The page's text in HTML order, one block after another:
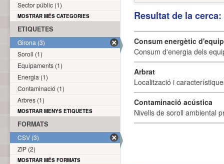
Resultat de la
Consum energètic
Consum d'energia dels
Arbrat
Localització i
Contaminació acústica
Nivells de soroll ambiental
Sector públic (1)
MOSTRAR MÉS CATEGORIES
ETIQUETES
Girona (3)
Soroll (1)
Equipaments (1)
Energia (1)
Contaminació (1)
Arbres (1)
MOSTRAR MENYS ETIQUETES
FORMATS
CSV (3)
ZIP (2)
MOSTRAR MÉS FORMATS